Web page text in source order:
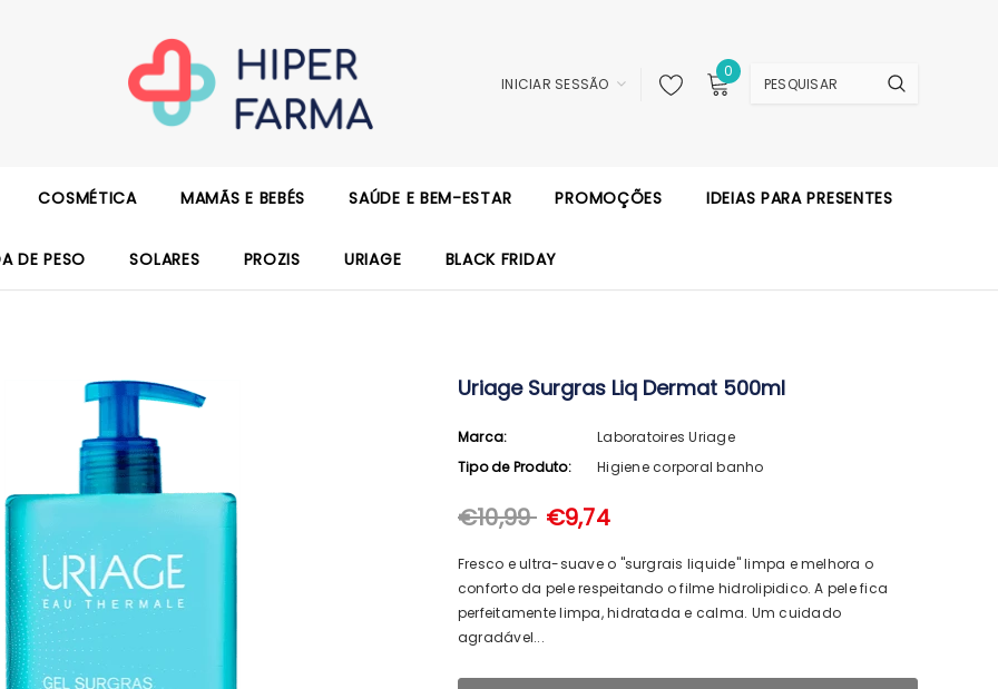
INICIAR SESSÃO
0
COSMÉTICA MAMÃS E BEBÉS SAÚDE E BEM-ESTAR PROMOÇÕES IDEIAS PARA PRESENTES
DE PESO SOLARES PROZIS URIAGE BLACK FRIDAY
Uriage Surgras Liq Dermat 500ml
Marca:
Laboratoires Uriage
Tipo de Produto:
Higiene corporal banho
€10,99 €9,74
Fresco e ultra-suave o "surgrais liquide" limpa e melhora o
conforto da pele respeitando o filme hidrolipidico. A pele fica
perfeitamente limpa, hidratada e calma. Um cuidado
agradável...